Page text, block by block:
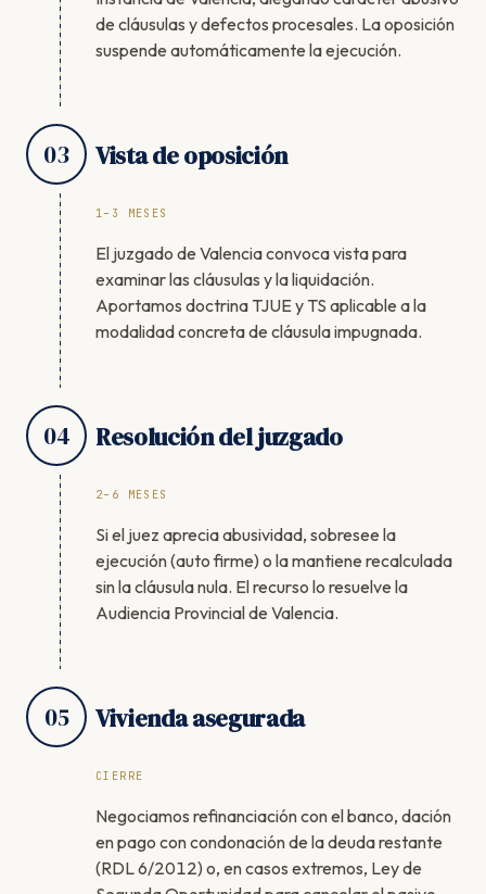
de cláusulas y defectos procesales. La oposición
suspende automáticamente la ejecución.
03 Vista de oposición
1–3 MESES
El juzgado de Valencia convoca vista para
examinar las cláusulas y la liquidación.
Aportamos doctrina TJUE y TS aplicable a la
modalidad concreta de cláusula impugnada.
04 Resolución del juzgado
2–6 MESES
Si el juez aprecia abusividad, sobresee la
ejecución (auto firme) o la mantiene recalculada
sin la cláusula nula. El recurso lo resuelve la
Audiencia Provincial de Valencia.
05 Vivienda asegurada
CIERRE
Negociamos refinanciación con el banco, dación
en pago con condonación de la deuda restante
(RDL 6/2012) o, en casos extremos, Ley de